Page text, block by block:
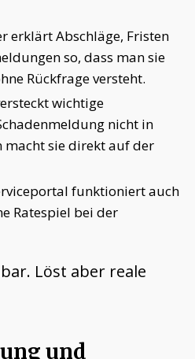
erklärt Abschläge, Fristen
so, dass man sie
Rückfrage versteht.
wichtige
nicht in
macht sie direkt auf der
funktioniert auch
Ratespiel bei der
Löst aber reale
und